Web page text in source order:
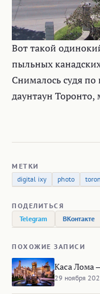
Вот такой
пыльных
Снималось судя по
даунтаун Торонто,
МЕТКИ
digital ixy
photo
ПОДЕЛИТЬСЯ
Telegram
ВКонтакте
ПОХОЖИЕ ЗАПИСИ
Каса Лома
29 ноября